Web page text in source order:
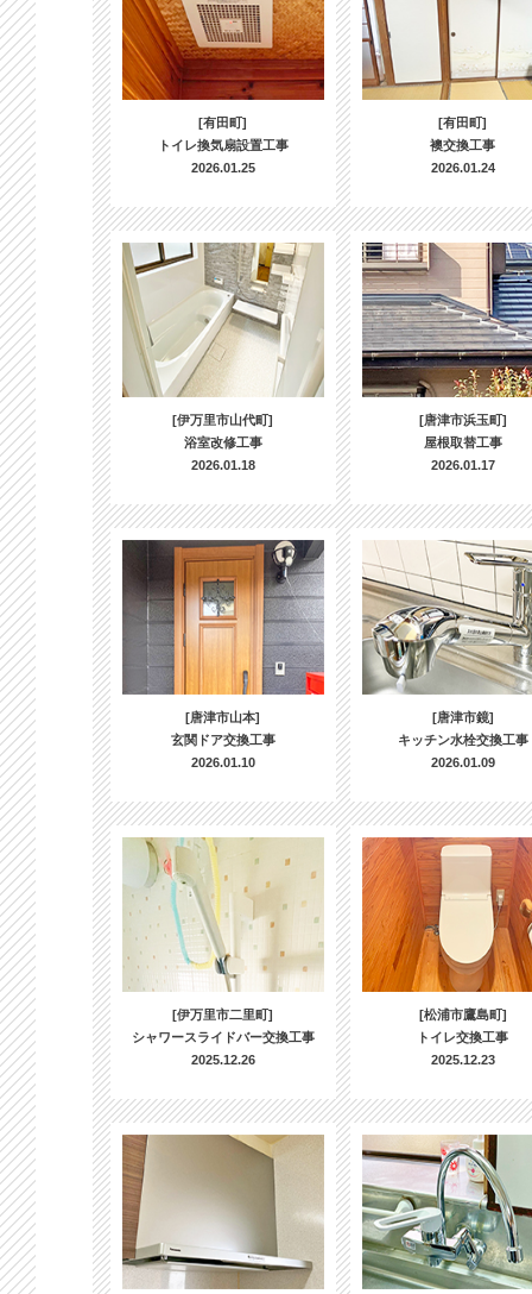
[有田町]
トイレ換気扇設置工事
2026.01.25
[有田町]
襖交換工事
2026.01.24
[伊万里市山代町]
浴室改修工事
2026.01.18
[唐津市浜玉町]
屋根取替工事
2026.01.17
[唐津市山本]
玄関ドア交換工事
2026.01.10
[唐津市鏡]
キッチン水栓交換工事
2026.01.09
[伊万里市二里町]
シャワースライドバー交換工事
2025.12.26
[松浦市鷹島町]
トイレ交換工事
2025.12.23